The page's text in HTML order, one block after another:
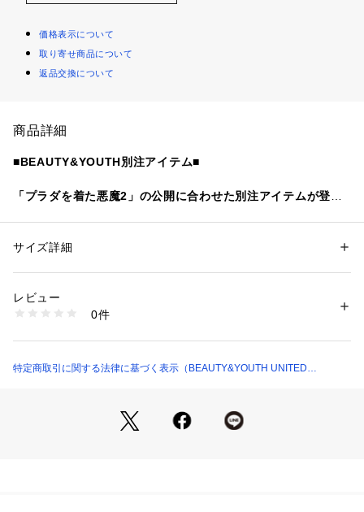
価格表示について
取り寄せ商品について
返品交換について
商品詳細
■BEAUTY&YOUTH別注アイテム■
「プラダを着た悪魔2」の公開に合わせた別注アイテムが登場
「プラダを着た悪魔2」の制作されたグラフィックを使用し、
ングながら、カジュアルに見え過ぎないバランスの一着に仕上
しなく。
コーディネートのポイントになるデザインは、一枚ではもちろ
ん、インナーとしても存在感を発揮。
性別：レディース
素材：綿100％
洗濯：洗濯機洗い可
※詳しい洗濯方法については、商品の品質表示タグをご覧ください
16175000051 （ショップ）
サイズ詳細
レビュー
0件
特定商取引に関する法律に基づく表示（BEAUTY&YOUTH UNITED